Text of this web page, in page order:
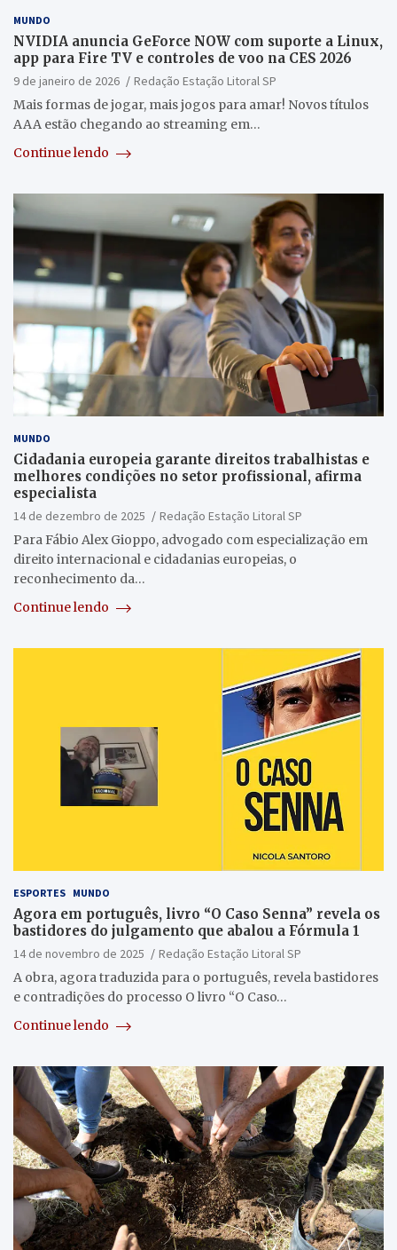
MUNDO
NVIDIA anuncia GeForce NOW com suporte a Linux,
app para Fire TV e controles de voo na CES 2026
9 de janeiro de 2026
Redação Estação Litoral SP
Mais formas de jogar, mais jogos para amar! Novos títulos
AAA estão chegando ao streaming em…
Continue lendo
MUNDO
Cidadania europeia garante direitos trabalhistas e
melhores condições no setor profissional, afirma
especialista
14 de dezembro de 2025
Redação Estação Litoral SP
Para Fábio Alex Gioppo, advogado com especialização em
direito internacional e cidadanias europeias, o
reconhecimento da…
Continue lendo
ESPORTES MUNDO
Agora em português, livro “O Caso Senna” revela os
bastidores do julgamento que abalou a Fórmula 1
14 de novembro de 2025
Redação Estação Litoral SP
A obra, agora traduzida para o português, revela bastidores
e contradições do processo O livro “O Caso…
Continue lendo